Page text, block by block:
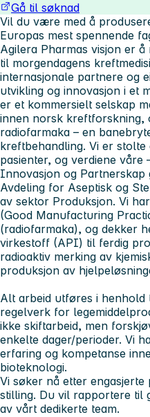
Gå til søknad
Vil du være med å
Europas mest spennende
Agilera Pharmas visjon er å
til morgendagens
internasjonale partnere og
utvikling og innovasjon i et
er et kommersielt selskap
innen norsk kreftforskning,
radiofarmaka – en
kreftbehandling. Vi er
pasienter, og verdiene våre
Innovasjon og Partnerskap
Avdeling for Aseptisk og
av sektor Produksjon. Vi
(Good Manufacturing
(radiofarmaka), og dekker
virkestoff (API) til ferdig
radioaktiv merking av
produksjon av
Alt arbeid utføres i
regelverk for
ikke skiftarbeid, men
enkelte dager/perioder. Vi
erfaring og kompetanse
bioteknologi.
Vi søker nå etter engasjerte
stilling. Du vil rapportere til
av vårt dedikerte team.